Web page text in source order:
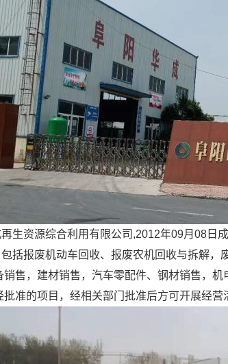
生资源综合利用有限公司 ,2012年09月08日成
括报废机动车回收、报废农机回收与拆解
销售，建材销售，汽车零配件、钢材销售，
准的项目，经相关部门批准后方可开展经营